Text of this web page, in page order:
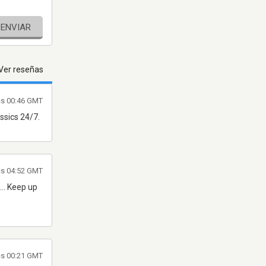
ENVIAR
reseñas
24/7.
00:46 GMT
Keep up
04:52 GMT
00:21 GMT